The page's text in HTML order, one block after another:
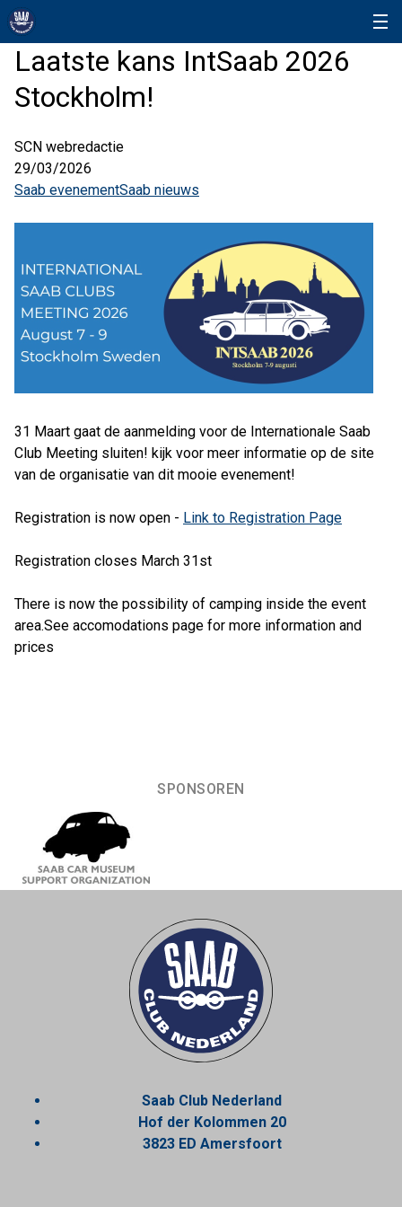
Laatste kans IntSaab 2026
Stockholm!
SCN webredactie
29/03/2026
Saab evenementSaab nieuws
31 Maart gaat de aanmelding voor de Internationale Saab
Club Meeting sluiten! kijk voor meer informatie op de site
van de organisatie van dit mooie evenement!
Registration is now open - Link to Registration Page
Registration closes March 31st
There is now the possibility of camping inside the event
area.See accomodations page for more information and
prices
SPONSOREN
Saab Club Nederland
Hof der Kolommen 20
3823 ED Amersfoort